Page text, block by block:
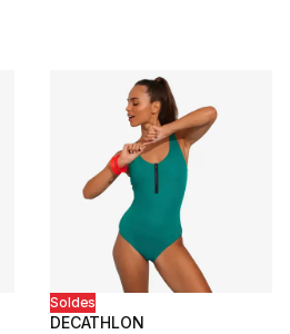
Soldes
DECATHLON